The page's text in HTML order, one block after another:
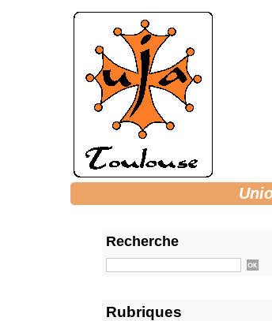
Recherche
Rubriques